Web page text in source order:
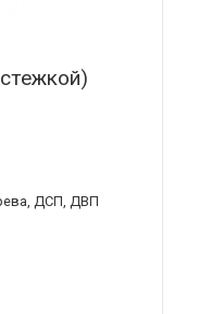
ДСП, ДВП